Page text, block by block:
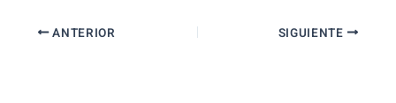
ANTERIOR SIGUIENTE